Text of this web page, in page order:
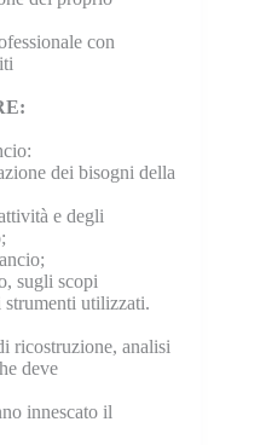
con
dei bisogni della
e degli
sugli scopi
strumenti utilizzati.
ricostruzione, analisi
deve
innescato il